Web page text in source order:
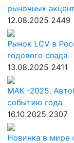
рыночных
12.08.2025 2449
Рынок LCV в
годового спада
13.08.2025 2411
МАК -2025.
событию года
16.10.2025 2307
Новинка в мире